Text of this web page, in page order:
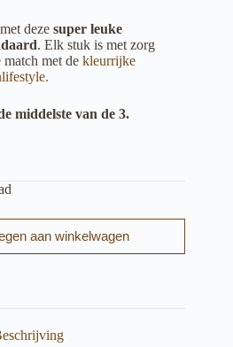
deze super leuke
. Elk stuk is met zorg
match met de kleurrijke
middelste van de 3.
aan winkelwagen